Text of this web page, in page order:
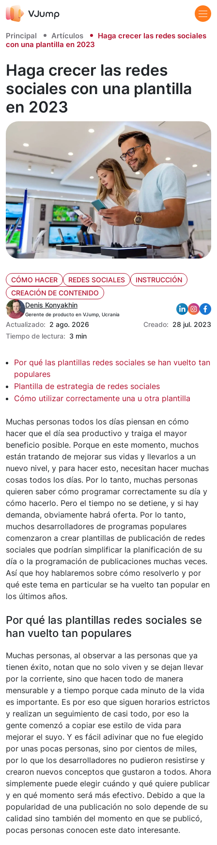
Principal Artículos
Haga crecer las redes sociales
con una plantilla en 2023
Haga crecer las redes
sociales con una plantilla
en 2023
CÓMO HACER REDES SOCIALES
INSTRUCCIÓN
CREACIÓN DE CONTENIDO
Denis Konyakhin
Gerente de producto en VJump, Ucrania
Actualizado: 2 ago. 2026 Creado: 28 jul. 2023
Tiempo de lectura: 3 min
Por qué las plantillas redes sociales se han vuelto tan
populares
Plantilla de estrategia de redes sociales
Cómo utilizar correctamente una u otra plantilla
Muchas personas todos los días piensan en cómo
hacer que el día sea productivo y traiga el mayor
beneficio posible. Porque en este momento, muchos
están tratando de mejorar sus vidas y llevarlos a un
nuevo nivel, y para hacer esto, necesitan hacer muchas
cosas todos los días. Por lo tanto, muchas personas
quieren saber cómo programar correctamente su día y
cómo hacerlo. Pero el tiempo no se detiene, y si hay
demanda, obviamente habrá oferta. Por lo tanto,
muchos desarrolladores de programas populares
comenzaron a crear plantillas de publicación de redes
sociales que podrían simplificar la planificación de su
día o la programación de publicaciones muchas veces.
Así que hoy hablaremos sobre cómo resolverlo y por
qué este tema en particular se ha vuelto tan popular en
los últimos años.
Por qué las plantillas redes sociales se
han vuelto tan populares
Muchas personas, al observar a las personas que ya
tienen éxito, notan que no solo viven y se dejan llevar
por la corriente, sino que hacen todo de manera
mensurable y a tiempo porque cada minuto de la vida
es importante. Es por eso que siguen horarios estrictos
y realizan un seguimiento de casi todo, por eso la
gente comenzó a copiar ese estilo de vida para
mejorar el suyo. Y es fácil adivinar que no fue elegido
por unas pocas personas, sino por cientos de miles,
por lo que los desarrolladores no pudieron resistirse y
crearon nuevos conceptos que gustaron a todos. Ahora
simplemente puede elegir cuándo y qué quiere publicar
y en qué momento será más efectivo. Debido a que la
popularidad de una publicación no solo depende de su
calidad sino también del momento en que se publicó,
pocas personas conocen este dato interesante.